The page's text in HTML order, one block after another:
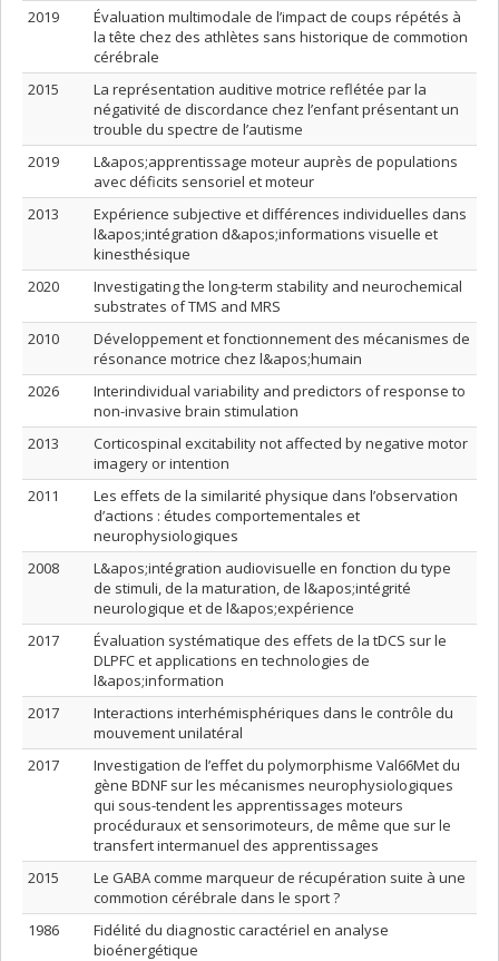
2019
Évaluation multimodale de l’impact de coups répétés à
la tête chez des athlètes sans historique de commotion
cérébrale
2015
La représentation auditive motrice reflétée par la
négativité de discordance chez l’enfant présentant un
trouble du spectre de l’autisme
2019
L&apos;apprentissage moteur auprès de populations
avec déficits sensoriel et moteur
2013
Expérience subjective et différences individuelles dans
l&apos;intégration d&apos;informations visuelle et
kinesthésique
2020
Investigating the long-term stability and neurochemical
substrates of TMS and MRS
2010
Développement et fonctionnement des mécanismes de
résonance motrice chez l&apos;humain
2026
Interindividual variability and predictors of response to
non-invasive brain stimulation
2013
Corticospinal excitability not affected by negative motor
imagery or intention
2011
Les effets de la similarité physique dans l’observation
d’actions : études comportementales et
neurophysiologiques
2008
L&apos;intégration audiovisuelle en fonction du type
de stimuli, de la maturation, de l&apos;intégrité
neurologique et de l&apos;expérience
2017
Évaluation systématique des effets de la tDCS sur le
DLPFC et applications en technologies de
l&apos;information
2017
Interactions interhémisphériques dans le contrôle du
mouvement unilatéral
2017
Investigation de l’effet du polymorphisme Val66Met du
gène BDNF sur les mécanismes neurophysiologiques
qui sous-tendent les apprentissages moteurs
procéduraux et sensorimoteurs, de même que sur le
transfert intermanuel des apprentissages
2015
Le GABA comme marqueur de récupération suite à une
commotion cérébrale dans le sport ?
1986
Fidélité du diagnostic caractériel en analyse
bioénergétique